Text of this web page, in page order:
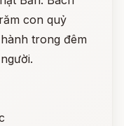
con quỷ
trong đêm